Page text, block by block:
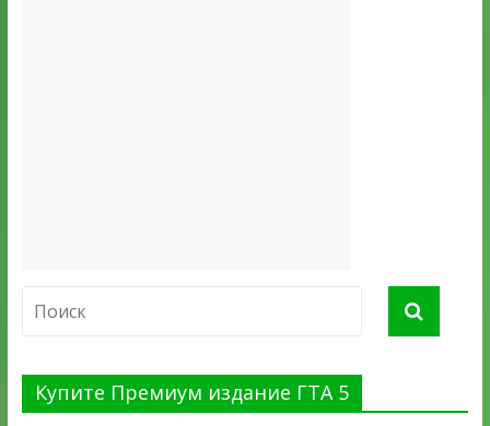
Купите Премиум издание ГТА 5